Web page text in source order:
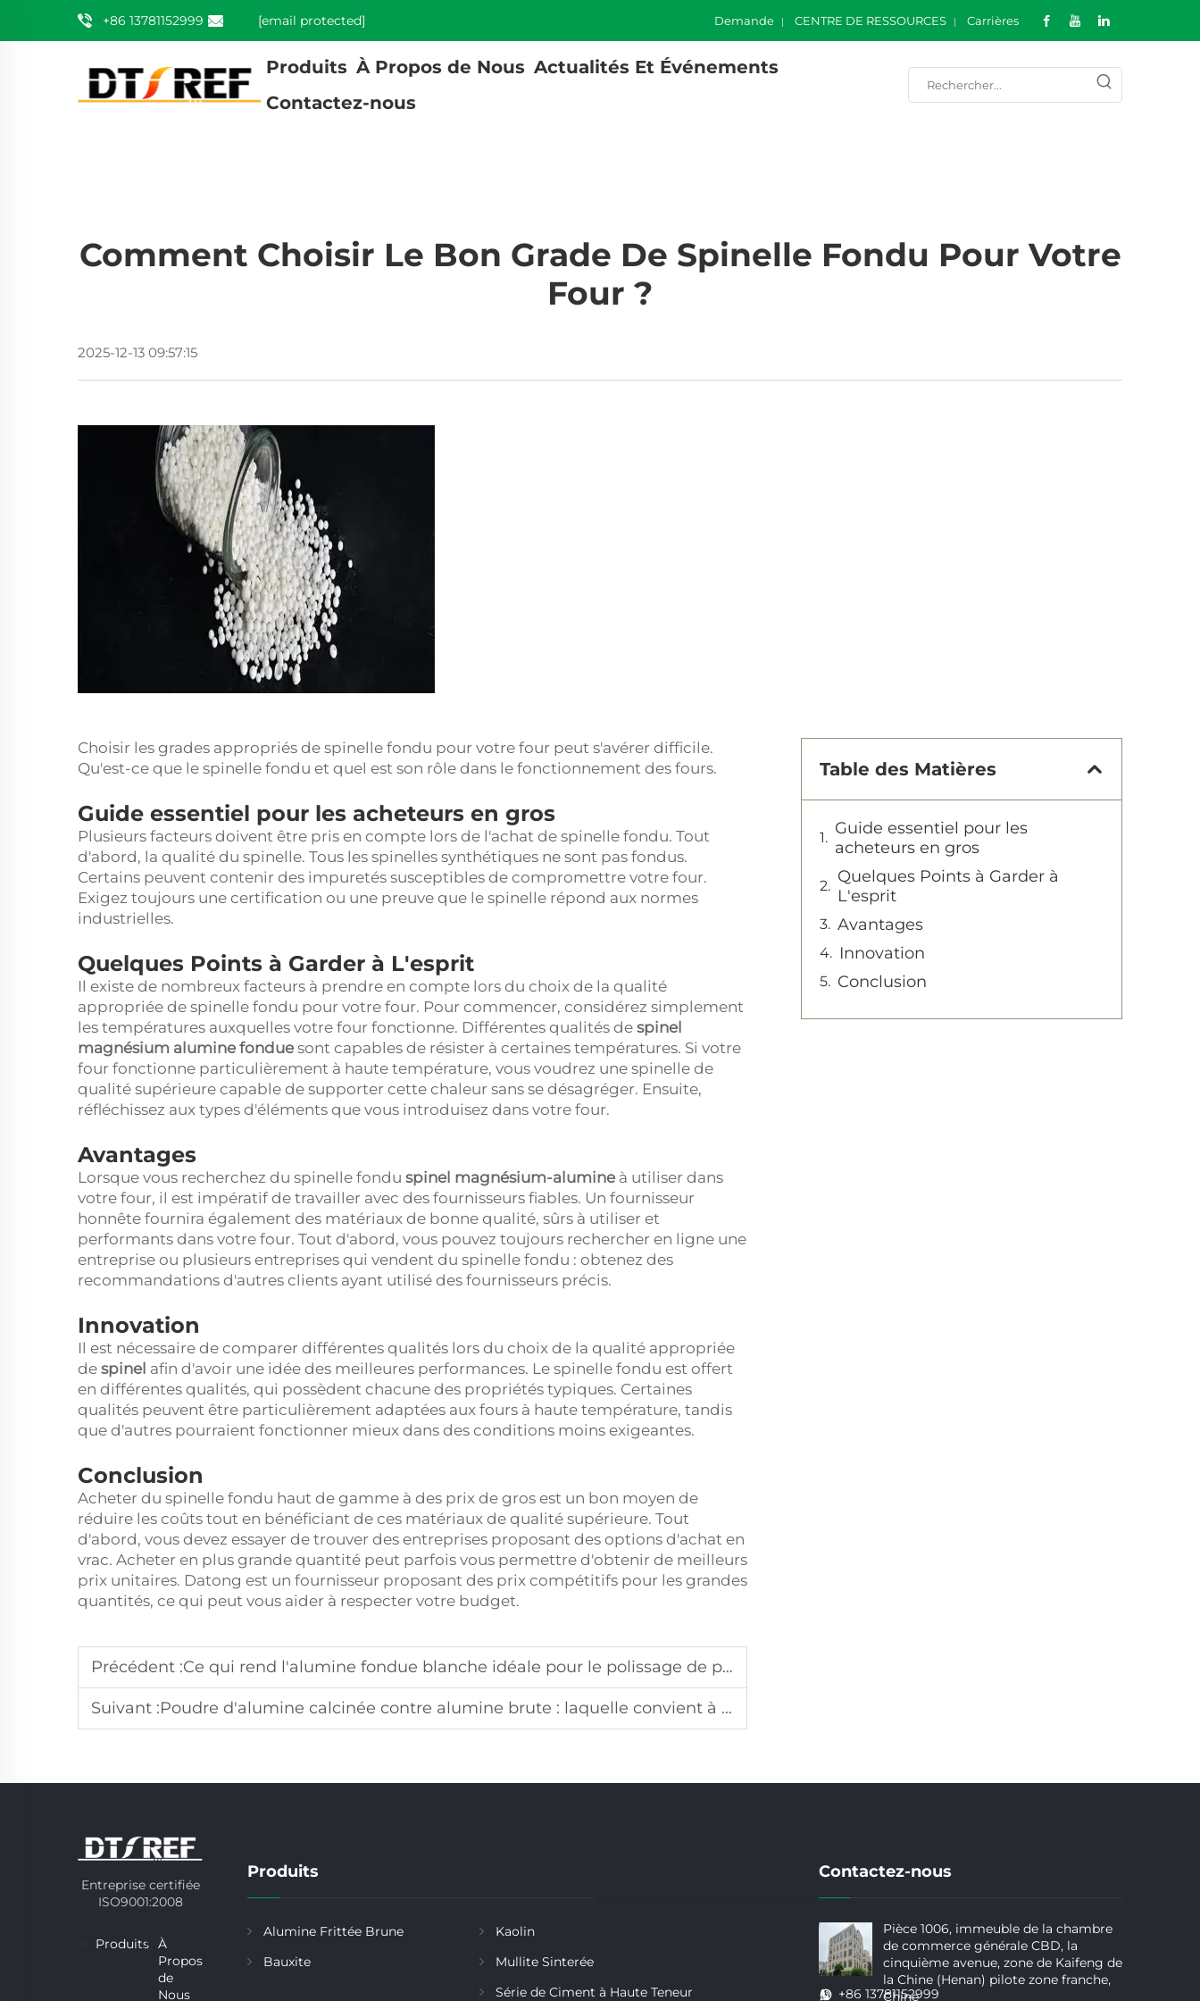
+86 13781152999 [email protected] Demande CENTRE DE RESSOURCES Carrières
Produits À Propos de Nous Actualités Et Événements
Contactez-nous
Comment Choisir Le Bon Grade De Spinelle Fondu Pour Votre
Four ?
2025-12-13 09:57:15
Choisir les grades appropriés de spinelle fondu pour votre four peut s'avérer difficile.
Qu'est-ce que le spinelle fondu et quel est son rôle dans le fonctionnement des fours.
Guide essentiel pour les acheteurs en gros
Plusieurs facteurs doivent être pris en compte lors de l'achat de spinelle fondu. Tout
d'abord, la qualité du spinelle. Tous les spinelles synthétiques ne sont pas fondus.
Certains peuvent contenir des impuretés susceptibles de compromettre votre four.
Exigez toujours une certification ou une preuve que le spinelle répond aux normes
industrielles.
Quelques Points à Garder à L'esprit
Il existe de nombreux facteurs à prendre en compte lors du choix de la qualité
appropriée de spinelle fondu pour votre four. Pour commencer, considérez simplement
les températures auxquelles votre four fonctionne. Différentes qualités de spinel
magnésium alumine fondue sont capables de résister à certaines températures. Si votre
four fonctionne particulièrement à haute température, vous voudrez une spinelle de
qualité supérieure capable de supporter cette chaleur sans se désagréger. Ensuite,
réfléchissez aux types d'éléments que vous introduisez dans votre four.
Avantages
Lorsque vous recherchez du spinelle fondu spinel magnésium-alumine à utiliser dans
votre four, il est impératif de travailler avec des fournisseurs fiables. Un fournisseur
honnête fournira également des matériaux de bonne qualité, sûrs à utiliser et
performants dans votre four. Tout d'abord, vous pouvez toujours rechercher en ligne une
entreprise ou plusieurs entreprises qui vendent du spinelle fondu : obtenez des
recommandations d'autres clients ayant utilisé des fournisseurs précis.
Innovation
Il est nécessaire de comparer différentes qualités lors du choix de la qualité appropriée
de spinel afin d'avoir une idée des meilleures performances. Le spinelle fondu est offert
en différentes qualités, qui possèdent chacune des propriétés typiques. Certaines
qualités peuvent être particulièrement adaptées aux fours à haute température, tandis
que d'autres pourraient fonctionner mieux dans des conditions moins exigeantes.
Conclusion
Acheter du spinelle fondu haut de gamme à des prix de gros est un bon moyen de
réduire les coûts tout en bénéficiant de ces matériaux de qualité supérieure. Tout
d'abord, vous devez essayer de trouver des entreprises proposant des options d'achat en
vrac. Acheter en plus grande quantité peut parfois vous permettre d'obtenir de meilleurs
prix unitaires. Datong est un fournisseur proposant des prix compétitifs pour les grandes
quantités, ce qui peut vous aider à respecter votre budget.
Précédent :Ce qui rend l'alumine fondue blanche idéale pour le polissage de précision ?
Suivant :Poudre d'alumine calcinée contre alumine brute : laquelle convient à vos besoins ?
Table des Matières
Guide essentiel pour les
acheteurs en gros
Quelques Points à Garder à
L'esprit
Avantages
Innovation
Conclusion
Entreprise certifiée
ISO9001:2008
Produits À
Propos
de
Nous
Produits
Alumine Frittée Brune
Kaolin
Bauxite
Mullite Sinterée
Série de Ciment à Haute Teneur
Contactez-nous
Pièce 1006, immeuble de la chambre
de commerce générale CBD, la
cinquième avenue, zone de Kaifeng de
la Chine (Henan) pilote zone franche,
Chine
+86 13781152999